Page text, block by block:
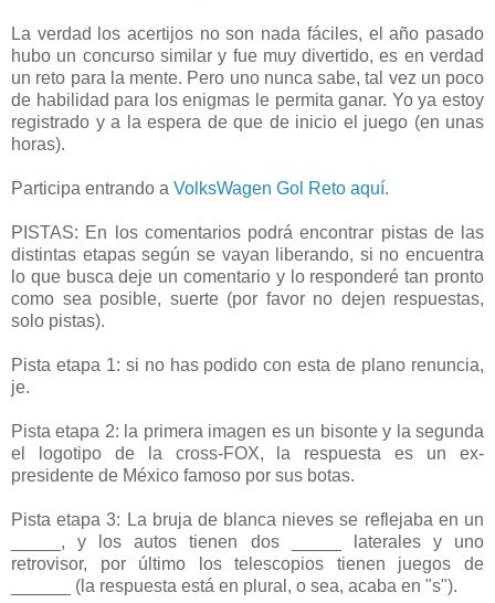
La verdad los acertijos no son nada fáciles, el año pasado
hubo un concurso similar y fue muy divertido, es en verdad
un reto para la mente. Pero uno nunca sabe, tal vez un poco
de habilidad para los enigmas le permita ganar. Yo ya estoy
registrado y a la espera de que de inicio el juego (en unas
horas).
Participa entrando a VolksWagen Gol Reto aquí.
PISTAS: En los comentarios podrá encontrar pistas de las
distintas etapas según se vayan liberando, si no encuentra
lo que busca deje un comentario y lo responderé tan pronto
como sea posible, suerte (por favor no dejen respuestas,
solo pistas).
Pista etapa 1: si no has podido con esta de plano renuncia,
je.
Pista etapa 2: la primera imagen es un bisonte y la segunda
el logotipo de la cross-FOX, la respuesta es un ex-
presidente de México famoso por sus botas.
Pista etapa 3: La bruja de blanca nieves se reflejaba en un
_____, y los autos tienen dos _____ laterales y uno
retrovisor, por último los telescopios tienen juegos de
______ (la respuesta está en plural, o sea, acaba en "s").